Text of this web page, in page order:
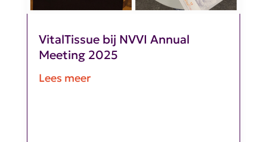
VitalTissue bij NVVI Annual
Meeting 2025
Lees meer